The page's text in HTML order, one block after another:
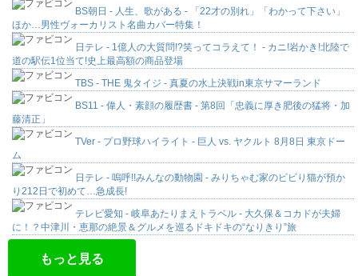
BS朝日 - 人生、歌がある - 「22才の別れ」「わかって下さい」
ほか…男性ヴォーカリスト名曲カバー特集！
日テレ - 1億人の大質問!?笑ってコラえて！ - カニ!岩かき!北陸で
道の駅伝1位当て!史上最高額の商品登場
TBS - THE 鬼タイジ - 真夏の水上決戦in東京サマーランド
BS11 - 偉人・素顔の履歴書 - 第8回「忠義に厚き肥後の猛将・加
藤清正」
TVer - プロ野球ハイライト - 巨人 vs. ヤクルト 8月8日 東京ドー
ム
日テレ - 嗚呼!!みんなの動物園 - みりちゃむ家のビビり猫が預か
り212日で初めて…急成長!
テレビ愛知 - 岐阜あたりまえトラベル - 大久保＆コカドが夫婦
に！？中津川・恵那の絶景＆グルメを巡るドキドキの“なりきり”旅
もっと見る